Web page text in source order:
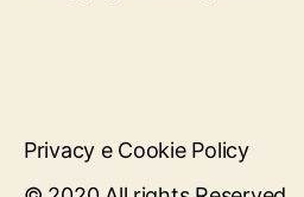
Privacy e Cookie Policy